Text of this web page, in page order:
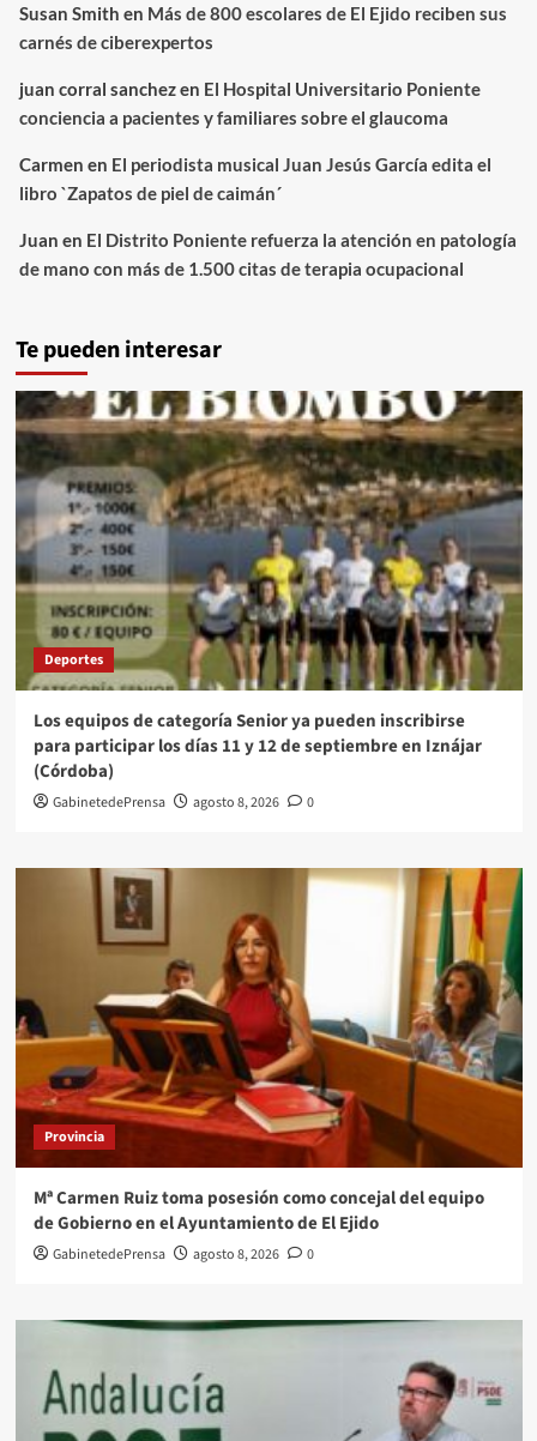
Susan Smith en Más de 800 escolares de El Ejido reciben sus
carnés de ciberexpertos
juan corral sanchezen El Hospital Universitario Poniente
conciencia a pacientes y familiares sobre el glaucoma
Carmen en El periodista musical Juan Jesús García edita el
libro `Zapatos de piel de caimán´
Juan en El Distrito Poniente refuerza la atención en patología
de mano con más de 1.500 citas de terapia ocupacional
Te pueden interesar
Deportes
Los equipos de categoría Senior ya pueden inscribirse
para participar los días 11 y 12 de septiembre en Iznájar
(Córdoba)
GabinetedePrensa agosto 8, 2026 0
Provincia
Mª Carmen Ruiz toma posesión como concejal del equipo
de Gobierno en el Ayuntamiento de El Ejido
GabinetedePrensa agosto 8, 2026 0